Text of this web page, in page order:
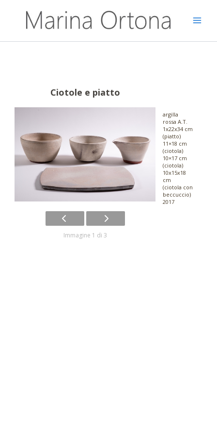
contenuto
Ciotole e piatto
Immagine 1 di 3
argilla
rossa A.T.
1x22x34 cm
(piatto)
11×18 cm
(ciotola)
10×17 cm
(ciotola)
10x15x18
cm
(ciotola con
beccuccio)
2017